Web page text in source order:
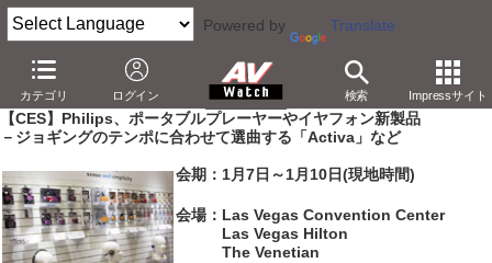
Powered by Translate
カテゴリ ログイン 検索 Impressサイト
AV Watch イベント
2010
【CES】Philips、ポータブルプレーヤーやイヤフォン新製品
－ジョギングのテンポに合わせて選曲する「Activa」など
会期：1月7日～1月10日(現地時間)
会場：Las Vegas Convention Center
Las Vegas Hilton
The Venetian